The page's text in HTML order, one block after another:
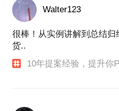
Walter123
很棒！从实例讲解到总结
货..
10年提案经验，提升你